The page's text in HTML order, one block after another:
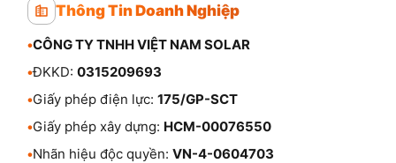
Thông Tin Doanh Nghiệp
•CÔNG TY TNHH VIỆT NAM SOLAR
•ĐKKD: 0315209693
•Giấy phép điện lực: 175/GP-SCT
•Giấy phép xây dựng: HCM-00076550
•Nhãn hiệu độc quyền: VN-4-0604703